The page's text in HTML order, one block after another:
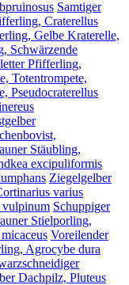
Samtiger
Craterellus
Gelbe Kraterelle,
Schwärzende
Pfifferling,
Totentrompete,
Pseudocraterellus
Stäubling,
excipuliformis
Ziegelgelber
varius
vulpinum Schuppiger
Stielporling,
Voreilender
Agrocybe dura
Dachpilz, Pluteus